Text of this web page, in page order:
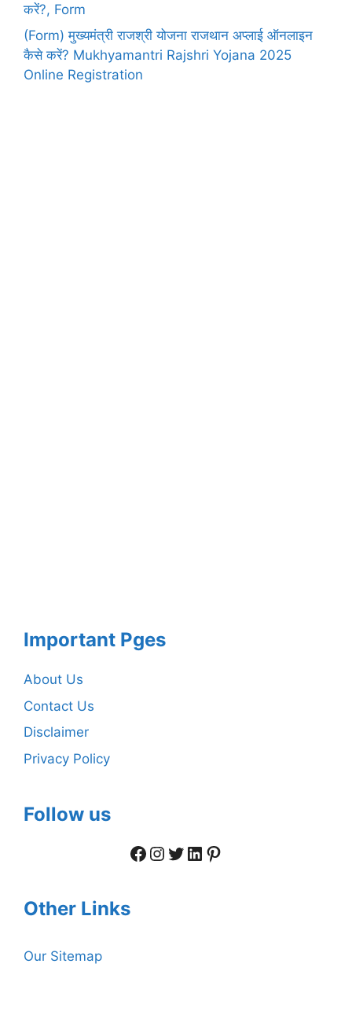
करें?, Form
(Form) मुख्यमंत्री राजश्री योजना राजथान अप्लाई ऑनलाइन
कैसे करें? Mukhyamantri Rajshri Yojana 2025
Online Registration
Important Pges
About Us
Contact Us
Disclaimer
Privacy Policy
Follow us
Facebook
Instagram
Twitter
LinkedIn
Pinterest
Other Links
Our Sitemap